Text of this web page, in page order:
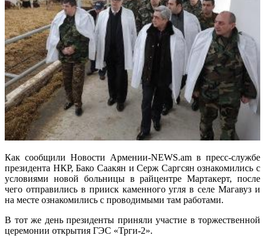
Как сообщили Новости Армении-NEWS.am в пресс-службе
президента НКР, Бако Саакян и Серж Саргсян ознакомились с
условиями новой больницы в райцентре Мартакерт, после
чего отправились в прииск каменного угля в селе Магавуз и
на месте ознакомились с проводимыми там работами.
В тот же день президенты приняли участие в торжественной
церемонии открытия ГЭС «Трги-2».